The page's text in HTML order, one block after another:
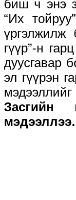
биш ч энэ
“Их
гүүр”-н
дуусгавар
эл гүүрэн
Засгийн
мэдээллээ.